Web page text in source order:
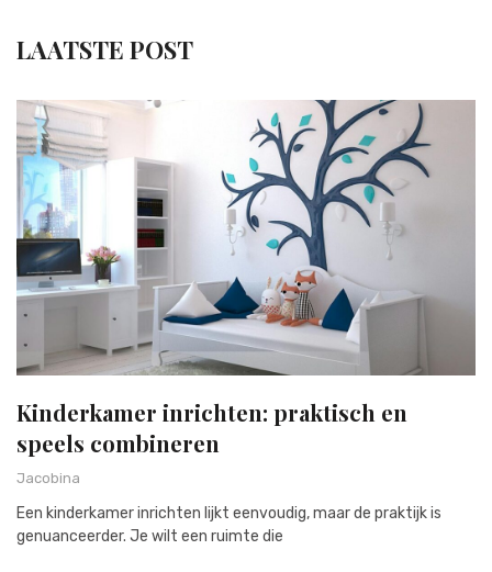
LAATSTE POST
Kinderkamer inrichten: praktisch en
speels combineren
Jacobina
Een kinderkamer inrichten lijkt eenvoudig, maar de praktijk is
genuanceerder. Je wilt een ruimte die